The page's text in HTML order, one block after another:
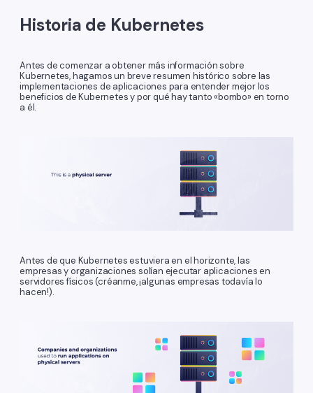
Historia de Kubernetes
Antes de comenzar a obtener más información sobre
Kubernetes, hagamos un breve resumen histórico sobre las
implementaciones de aplicaciones para entender mejor los
beneficios de Kubernetes y por qué hay tanto «bombo» en torno
a él.
Antes de que Kubernetes estuviera en el horizonte, las
empresas y organizaciones solían ejecutar aplicaciones en
servidores físicos (créanme, ¡algunas empresas todavía lo
hacen!).